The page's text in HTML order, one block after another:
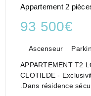
Appartement 2
93 500€
Ascenseur
APPARTEMENT T2 LOUE RESIDENCE SECURISEE ST
CLOTILDE -
.Dans résidence sécurisée